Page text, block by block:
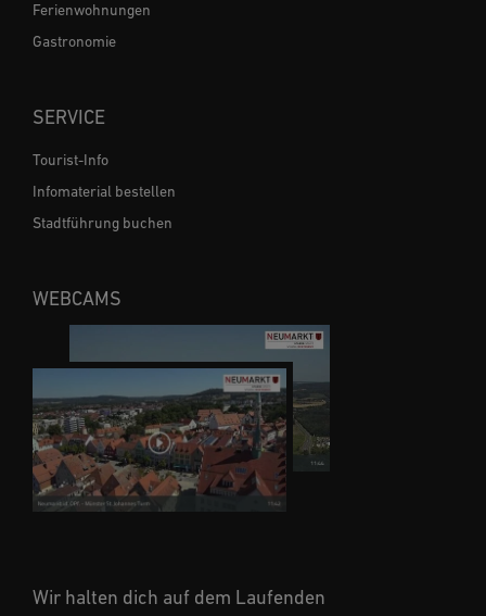
Wir halten dich auf dem Laufenden
Ferienwohnungen
Gastronomie
SERVICE
Tourist-Info
Infomaterial bestellen
Stadtführung buchen
WEBCAMS